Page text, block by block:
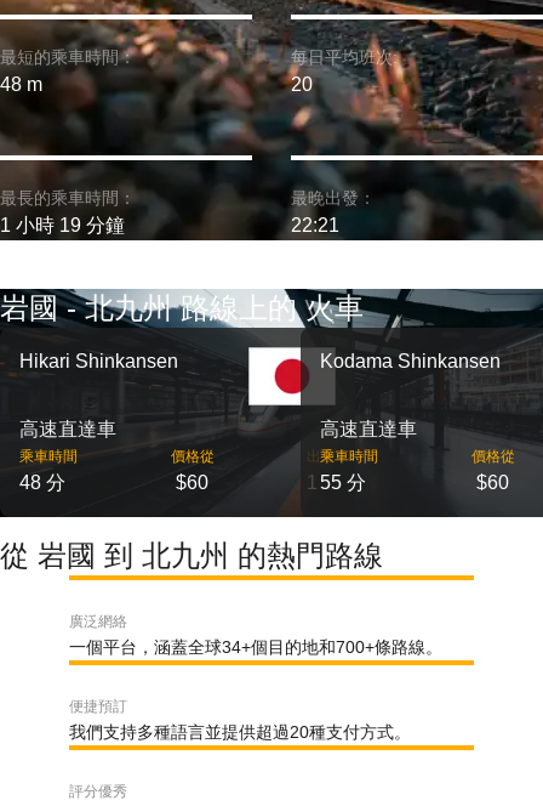
最短的乘車時間：
48 m
最長的乘車時間：
1 小時 19 分鐘
每日平均班次:
20
最晚出發：
22:21
岩國 - 北九州 路線上的 火車
Hikari Shinkansen
高速直達車
乘車時間
48 分
價格從
$60
出發
1
Kodama Shinkansen
高速直達車
乘車時間
55 分
價格從
$60
從 岩國 到 北九州 的熱門路線
廣泛網絡
一個平台，涵蓋全球34+個目的地和700+條路線。
便捷預訂
我們支持多種語言並提供超過20種支付方式。
評分優秀